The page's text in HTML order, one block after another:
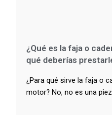
¿Qué es la faja o
qué deberías
¿Para qué sirve la faja o
motor? No, no es una